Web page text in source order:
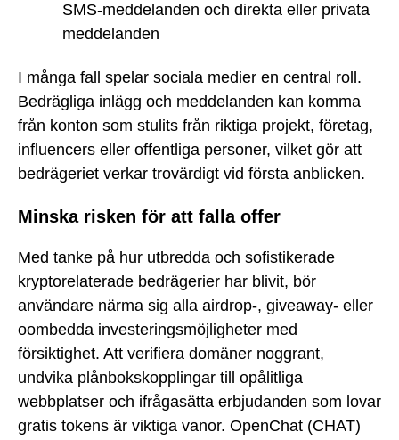
SMS-meddelanden och direkta eller privata
meddelanden
I många fall spelar sociala medier en central roll.
Bedrägliga inlägg och meddelanden kan komma
från konton som stulits från riktiga projekt, företag,
influencers eller offentliga personer, vilket gör att
bedrägeriet verkar trovärdigt vid första anblicken.
Minska risken för att falla offer
Med tanke på hur utbredda och sofistikerade
kryptorelaterade bedrägerier har blivit, bör
användare närma sig alla airdrop-, giveaway- eller
oombedda investeringsmöjligheter med
försiktighet. Att verifiera domäner noggrant,
undvika plånbokskopplingar till opålitliga
webbplatser och ifrågasätta erbjudanden som lovar
gratis tokens är viktiga vanor. OpenChat (CHAT)